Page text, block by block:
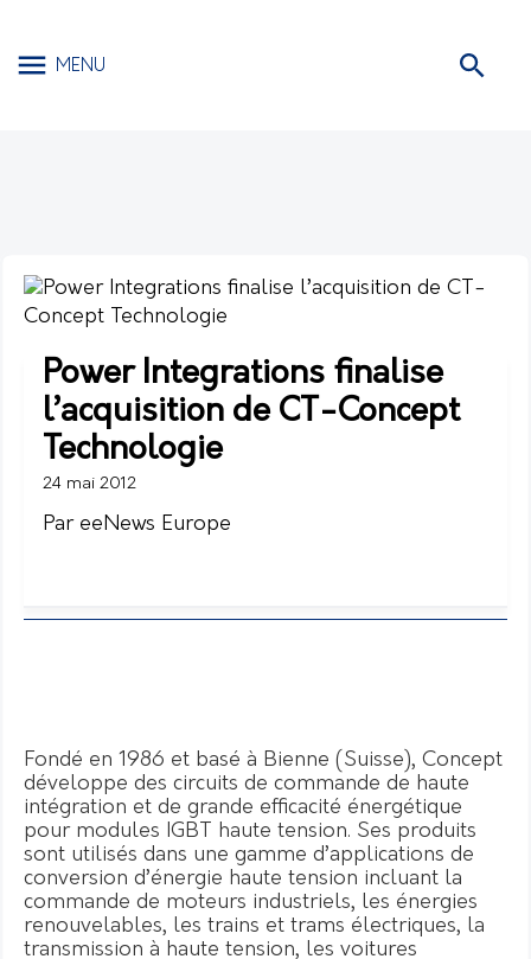
MENU
Power Integrations finalise
l’acquisition de CT-Concept
Technologie
24 mai 2012
Par eeNews Europe
Fondé en 1986 et basé à Bienne (Suisse), Concept
développe des circuits de commande de haute
intégration et de grande efficacité énergétique
pour modules IGBT haute tension. Ses produits
sont utilisés dans une gamme d’applications de
conversion d’énergie haute tension incluant la
commande de moteurs industriels, les énergies
renouvelables, les trains et trams électriques, la
transmission à haute tension, les voitures